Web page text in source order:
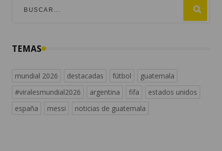
TEMAS
mundial 2026 destacadas fútbol
guatemala
#viralesmundial2026
argentina fifa
estados unidos
españa
messi noticias de guatemala